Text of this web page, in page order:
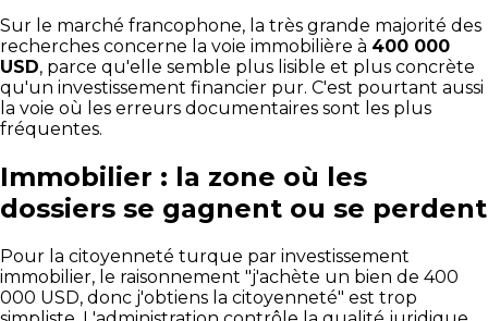
Sur le marché francophone, la très grande majorité des
recherches concerne la voie immobilière à 400 000
USD, parce qu'elle semble plus lisible et plus concrète
qu'un investissement financier pur. C'est pourtant aussi
la voie où les erreurs documentaires sont les plus
fréquentes.
Immobilier : la zone où les
dossiers se gagnent ou se perdent
Pour la citoyenneté turque par investissement
immobilier, le raisonnement "j'achète un bien de 400
000 USD, donc j'obtiens la citoyenneté" est trop